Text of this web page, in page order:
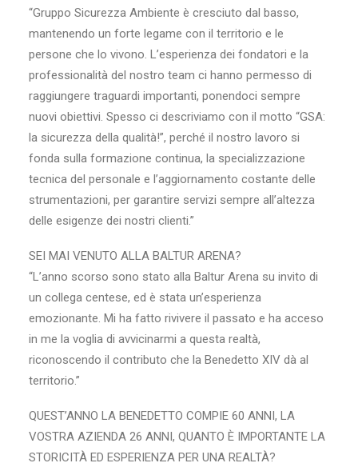
“Gruppo Sicurezza Ambiente è cresciuto dal basso,
mantenendo un forte legame con il territorio e le
persone che lo vivono. L’esperienza dei fondatori e la
professionalità del nostro team ci hanno permesso di
raggiungere traguardi importanti, ponendoci sempre
nuovi obiettivi. Spesso ci descriviamo con il motto “GSA:
la sicurezza della qualità!”, perché il nostro lavoro si
fonda sulla formazione continua, la specializzazione
tecnica del personale e l’aggiornamento costante delle
strumentazioni, per garantire servizi sempre all’altezza
delle esigenze dei nostri clienti.”
SEI MAI VENUTO ALLA BALTUR ARENA?
“L’anno scorso sono stato alla Baltur Arena su invito di
un collega centese, ed è stata un’esperienza
emozionante. Mi ha fatto rivivere il passato e ha acceso
in me la voglia di avvicinarmi a questa realtà,
riconoscendo il contributo che la Benedetto XIV dà al
territorio.”
QUEST’ANNO LA BENEDETTO COMPIE 60 ANNI, LA
VOSTRA AZIENDA 26 ANNI, QUANTO È IMPORTANTE LA
STORICITÀ ED ESPERIENZA PER UNA REALTÀ?